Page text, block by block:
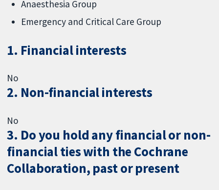
Anaesthesia Group
Emergency and Critical Care Group
1. Financial interests
No
2. Non-financial interests
No
3. Do you hold any financial or non-
financial ties with the Cochrane
Collaboration, past or present